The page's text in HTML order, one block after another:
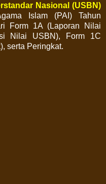
Nasional (USBN)
Islam (PAI) Tahun
Form 1A (Laporan Nilai
Nilai USBN), Form 1C
serta Peringkat.